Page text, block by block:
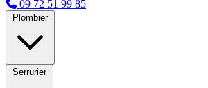
09 72 51 99 85
Plombier
Serrurier